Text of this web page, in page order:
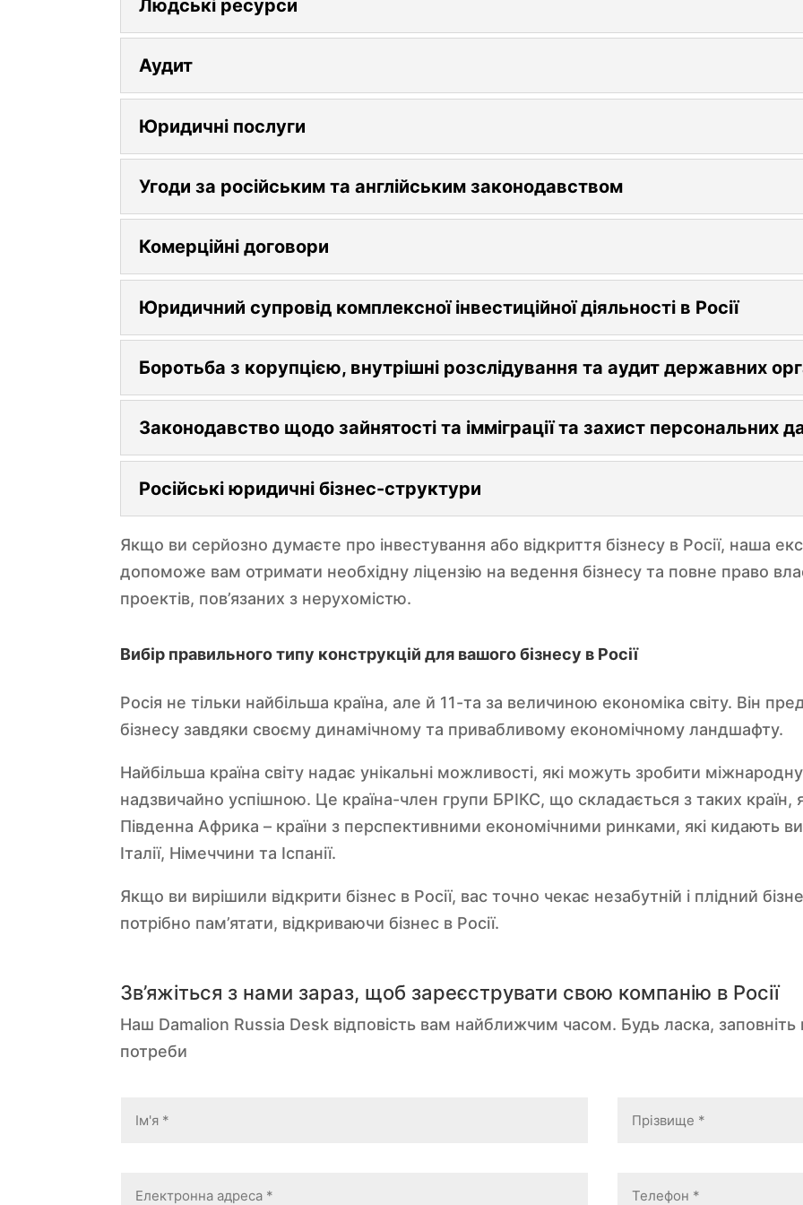
Людські ресурси
Аудит
Юридичні послуги
Угоди за російським та англійським законодавством
Комерційні договори
Юридичний супровід комплексної інвестиційної діяльності в Росії
Боротьба з корупцією, внутрішні розслідування та аудит державних
Законодавство щодо зайнятості та імміграції та захист персональних
Російські юридичні бізнес-структури
Якщо ви серйозно думаєте про інвестування або відкриття бізнесу в Росії, наша
допоможе вам отримати необхідну ліцензію на ведення бізнесу та повне право
проектів, пов’язаних з нерухомістю.
Вибір правильного типу конструкцій для вашого бізнесу в Росії
Росія не тільки найбільша країна, але й 11-та за величиною економіка світу. Він
бізнесу завдяки своєму динамічному та привабливому економічному ландшафту.
Найбільша країна світу надає унікальні можливості, які можуть зробити
надзвичайно успішною. Це країна-член групи БРІКС, що складається з таких країн,
Південна Африка – країни з перспективними економічними ринками, які кидають
Італії, Німеччини та Іспанії.
Якщо ви вирішили відкрити бізнес в Росії, вас точно чекає незабутній і плідний
потрібно пам’ятати, відкриваючи бізнес в Росії.
Зв’яжіться з нами зараз, щоб зареєструвати свою компанію в Росії
Наш Damalion Russia Desk відповість вам найближчим часом. Будь ласка,
потреби